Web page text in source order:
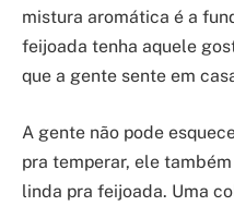
mistura aromática é a
feijoada tenha aquele
que a gente sente em
A gente não pode
pra temperar, ele
linda pra feijoada. Uma